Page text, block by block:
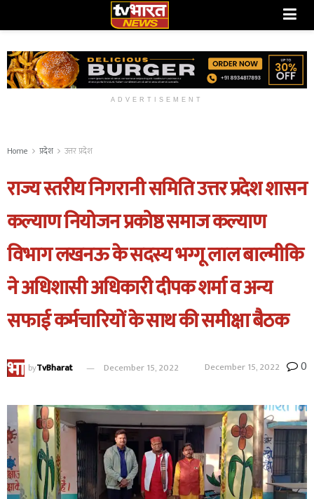
ADVERTISEMENT
Home प्रदेश उत्तर प्रदेश
राज्य स्तरीय निगरानी समिति उत्तर प्रदेश शासन
कल्याण नियोजन प्रकोष्ठ समाज कल्याण
विभाग लखनऊ के सदस्य भग्गू लाल बाल्मीकि
ने अधिशासी अधिकारी दीपक शर्मा व अन्य
सफाई कर्मचारियों के साथ की समीक्षा बैठक
byTvBharat December 15, 2022 December 15, 2022 0